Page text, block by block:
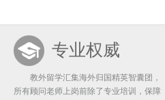
专业权威
教外留学汇集海外归国精英智囊团，
所有顾问老师上岗前除了专业培训，保障